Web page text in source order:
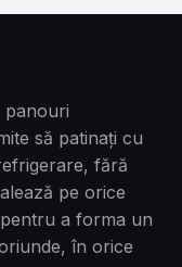
panouri
să patinați cu
fără
pe orice
a forma un
în orice